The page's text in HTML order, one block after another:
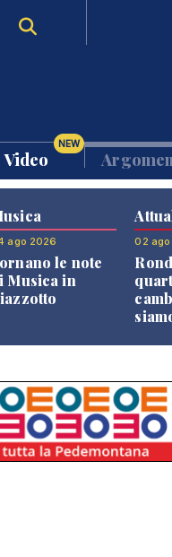
Video
NEW
ago 2026
le note
Musica in
02